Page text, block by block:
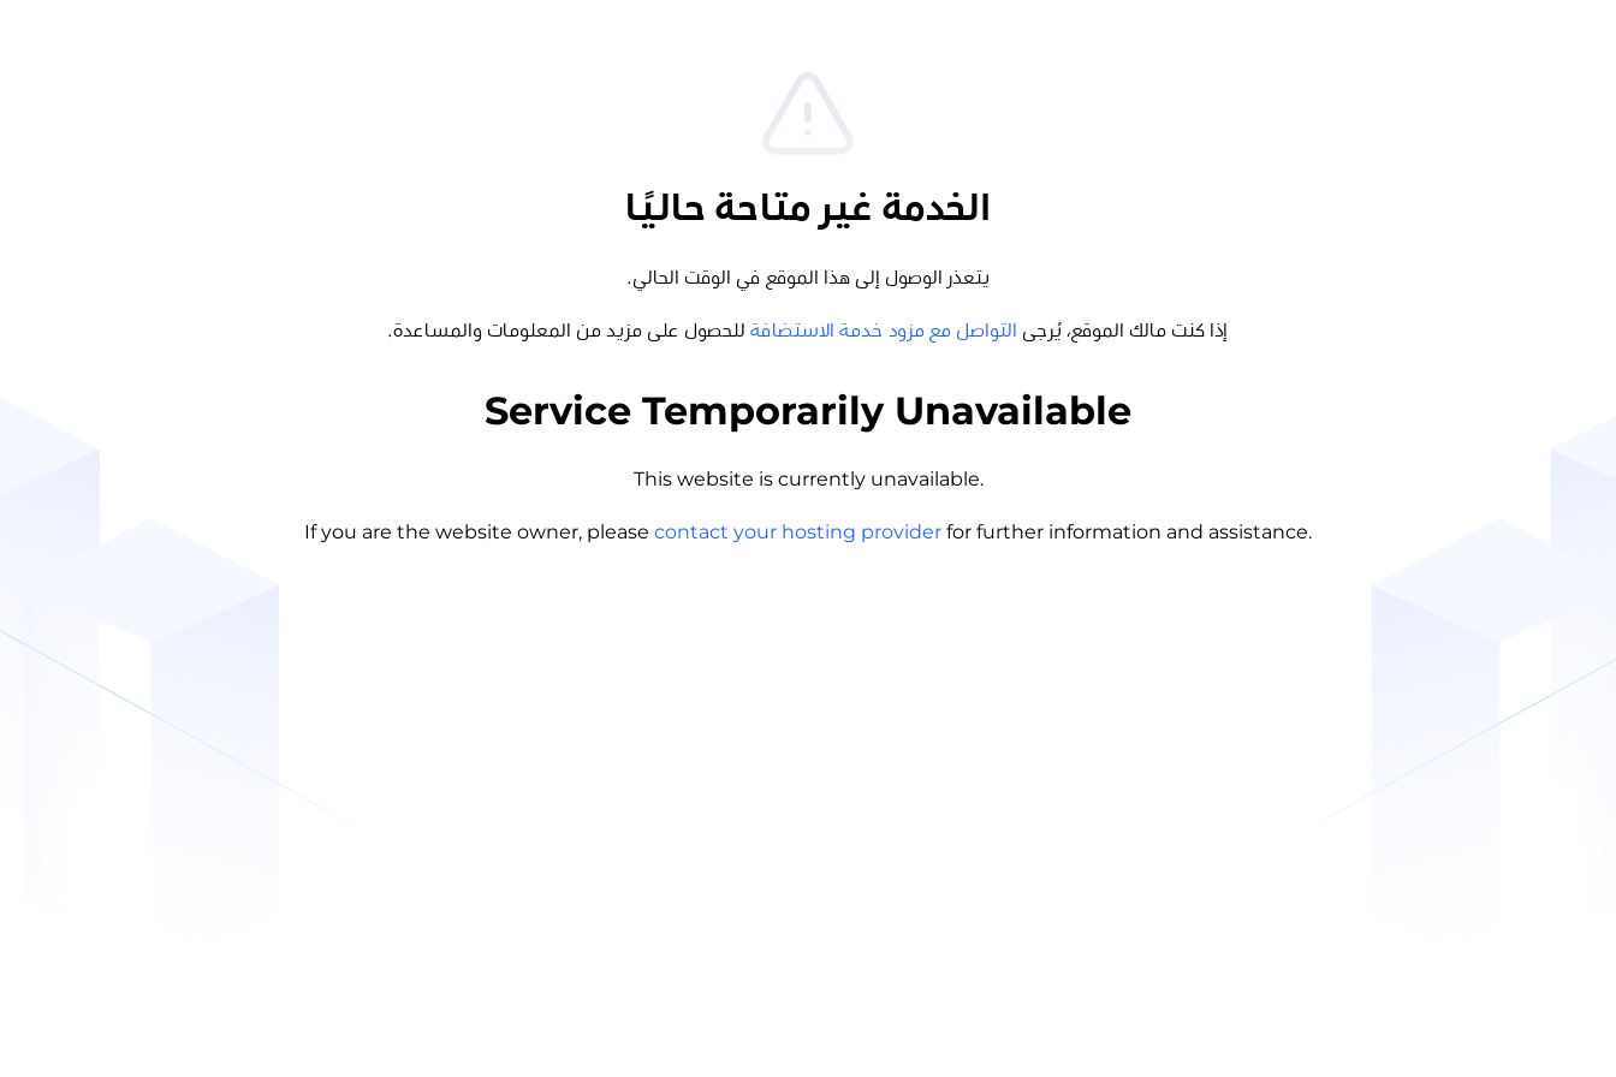
الخدمة غير متاحة حاليًا
يتعذر الوصول إلى هذا الموقع في الوقت الحالي.
إذا كنت مالك الموقع، يُرجى التواصل مع مزود خدمة الاستضافة للحصول على مزيد من المعلومات والمساعدة.
Service Temporarily Unavailable
This website is currently unavailable.
If you are the website owner, please contact your hosting provider for further information and assistance.